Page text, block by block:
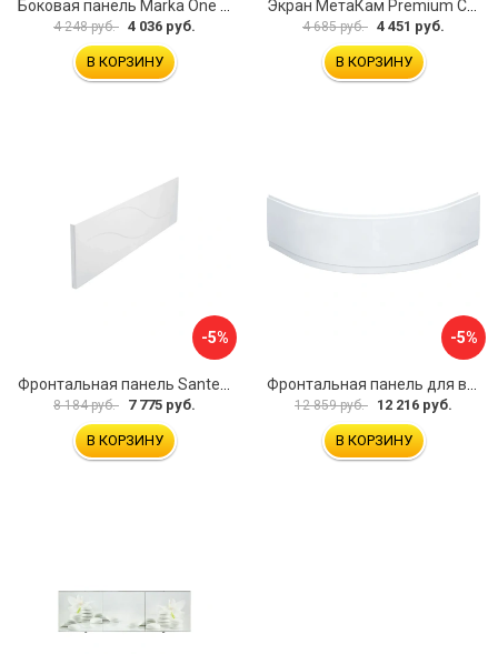
Боковая панель Marka One Flat 80 MG L 02бфл80мгл
4 248 руб. 4 036 руб.
В КОРЗИНУ
Экран МетаКам Premium Collection 4650208860133
4 685 руб. 4 451 руб.
В КОРЗИНУ
-5%
8 184 руб. 7 775 руб.
В КОРЗИНУ
-5%
12 859 руб. 12 216 руб.
В КОРЗИНУ